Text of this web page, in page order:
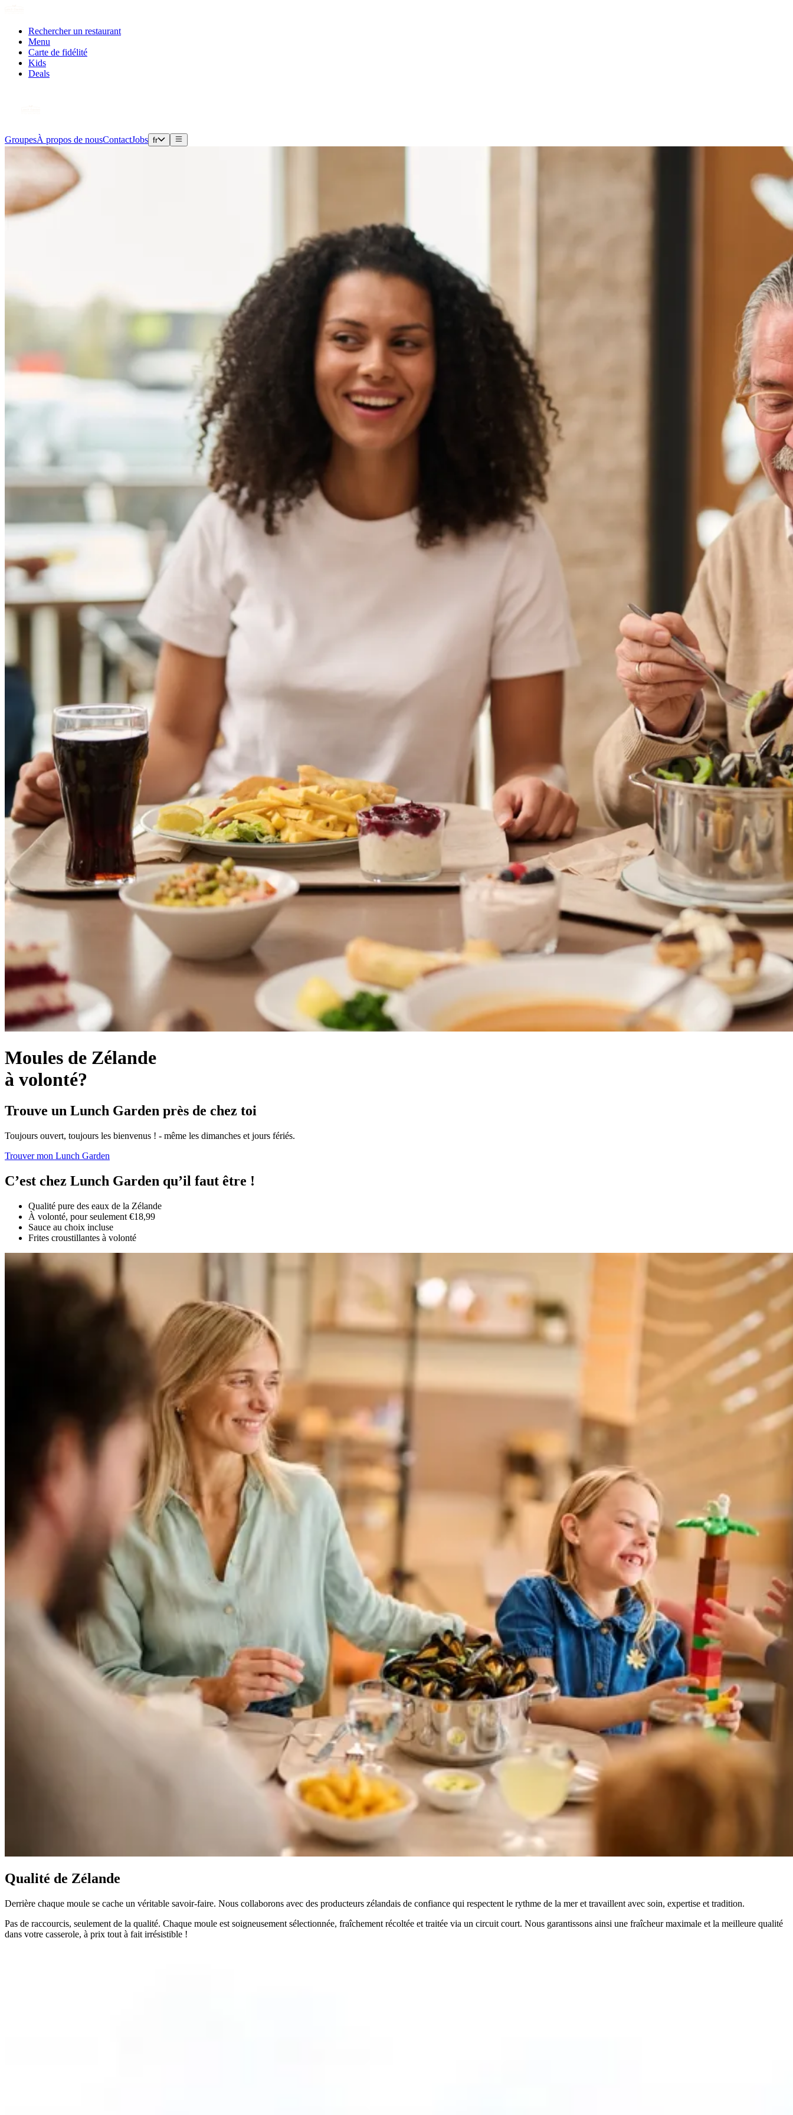
Rechercher un restaurant
Menu
Carte de fidélité
Kids
Deals
GroupesÀ propos de nousContactJobs fr
Moules de Zélande
à volonté?
Trouve un Lunch Garden près de chez toi
Toujours ouvert, toujours les bienvenus ! - même les dimanches et jours fériés.
Trouver mon Lunch Garden
C’est chez Lunch Garden qu’il faut être !
Qualité pure des eaux de la Zélande
À volonté, pour seulement €18,99
Sauce au choix incluse
Frites croustillantes à volonté
Qualité de Zélande
Derrière chaque moule se cache un véritable savoir-faire. Nous collaborons avec des producteurs zélandais de confiance qui respectent le rythme de la mer et travaillent avec soin, expertise et tradition.
Pas de raccourcis, seulement de la qualité. Chaque moule est soigneusement sélectionnée, fraîchement récoltée et traitée via un circuit court. Nous garantissons ainsi une fraîcheur maximale et la meilleure qualité
dans votre casserole, à prix tout à fait irrésistible !